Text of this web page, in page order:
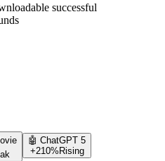
successful
🤖 ChatGPT 5
+210% Rising